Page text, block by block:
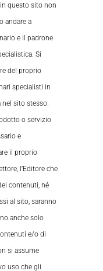
questo sito non
andare a
e il padrone
Si
del proprio
specialisti in
sito stesso.
o servizio
e
il proprio
l’Editore che
contenuti, né
al sito, saranno
anche solo
e/o di
si assume
uso che gli